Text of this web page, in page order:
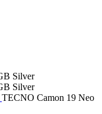
TECNO Camon 19 Neo